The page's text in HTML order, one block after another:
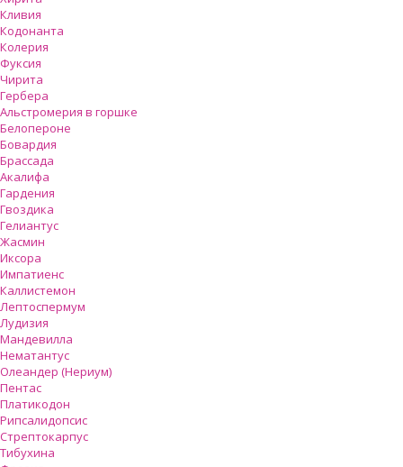
Кливия
Кодонанта
Колерия
Фуксия
Чирита
Гербера
Альстромерия в горшке
Белопероне
Бовардия
Брассада
Акалифа
Гардения
Гвоздика
Гелиантус
Жасмин
Иксора
Импатиенс
Каллистемон
Лептоспермум
Лудизия
Мандевилла
Нематантус
Олеандер (Нериум)
Пентас
Платикодон
Рипсалидопсис
Стрептокарпус
Тибухина